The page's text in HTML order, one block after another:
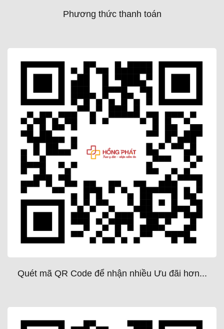
Phương thức thanh toán
Quét mã QR Code để nhận nhiều Ưu đãi hơn...